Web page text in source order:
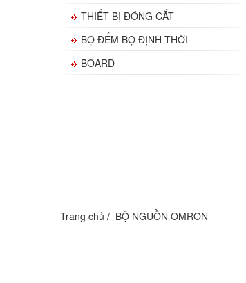
THIẾT BỊ ĐÓNG CẮT
BỘ ĐẾM BỘ ĐỊNH THỜI
BOARD
Trang chủ BỘ NGUỒN OMRON